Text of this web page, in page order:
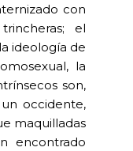
con
el
ideología de
la
son,
occidente,
maquilladas
encontrado